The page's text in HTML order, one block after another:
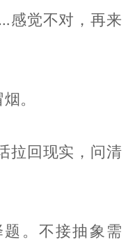
感觉不对，再来
。
拉回现实，问清
。不接抽象需